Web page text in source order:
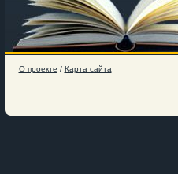
О проекте / Карта сайта